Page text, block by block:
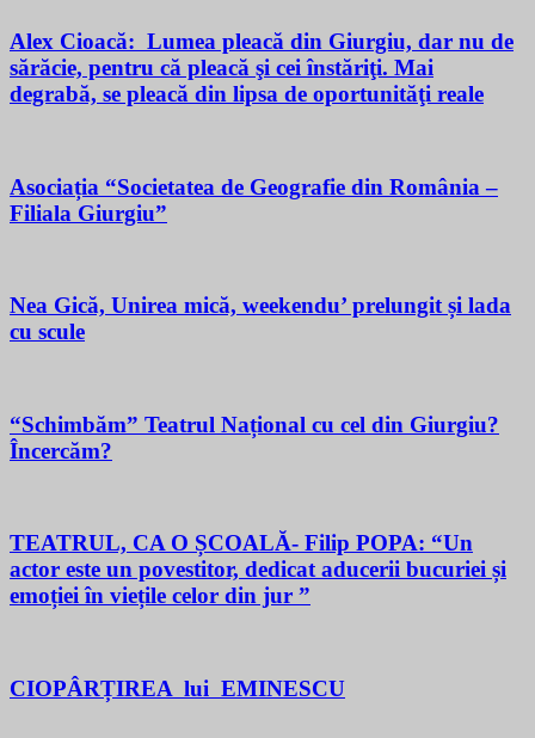
Alex Cioacă: Lumea pleacă din Giurgiu, dar nu de
sărăcie, pentru că pleacă şi cei înstăriţi. Mai
degrabă, se pleacă din lipsa de oportunităţi reale
Asociația “Societatea de Geografie din România –
Filiala Giurgiu”
Nea Gică, Unirea mică, weekendu’ prelungit și lada
cu scule
“Schimbăm” Teatrul Național cu cel din Giurgiu?
Încercăm?
TEATRUL, CA O ȘCOALĂ- Filip POPA: “Un
actor este un povestitor, dedicat aducerii bucuriei și
emoției în viețile celor din jur ”
CIOPÂRȚIREA lui EMINESCU